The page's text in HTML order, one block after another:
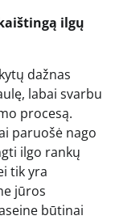
ilgų
dažnas
labai svarbu
procesą.
paruošė nago
ilgo rankų
tik yra
jūros
būtinai